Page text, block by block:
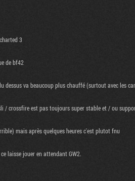
3
de bf42
dessus va beaucoup plus chauffé (surtout avec les
/ crossfire est pas toujours super stable et / ou
mais après quelques heures c'est plutot fnu
laisse jouer en attendant GW2.